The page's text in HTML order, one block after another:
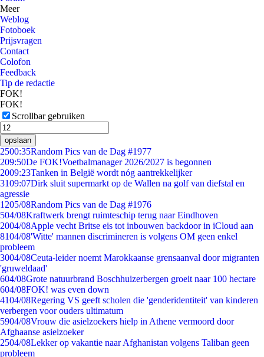
Meer
Weblog
Fotoboek
Prijsvragen
Contact
Colofon
Feedback
Tip de redactie
FOK!
FOK!
Scrollbar gebruiken
opslaan
2500:35Random Pics van de Dag #1977
209:50De FOK!Voetbalmanager 2026/2027 is begonnen
2009:23Tanken in België wordt nóg aantrekkelijker
3109:07Dirk sluit supermarkt op de Wallen na golf van diefstal en
agressie
1205/08Random Pics van de Dag #1976
504/08Kraftwerk brengt ruimteschip terug naar Eindhoven
2004/08Apple vecht Britse eis tot inbouwen backdoor in iCloud aan
8104/08'Witte' mannen discrimineren is volgens OM geen enkel
probleem
3004/08Ceuta-leider noemt Marokkaanse grensaanval door migranten
'gruweldaad'
604/08Grote natuurbrand Boschhuizerbergen groeit naar 100 hectare
604/08FOK! was even down
4104/08Regering VS geeft scholen die 'genderidentiteit' van kinderen
verbergen voor ouders ultimatum
5904/08Vrouw die asielzoekers hielp in Athene vermoord door
Afghaanse asielzoeker
2504/08Lekker op vakantie naar Afghanistan volgens Taliban geen
probleem